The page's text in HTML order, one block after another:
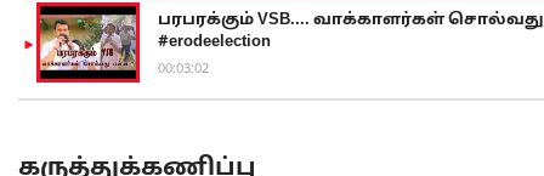
பரபரக்கும் VSB.... வாக்காளர்கள் சொல்வது
#erodeelection
00:03:02
கருத்துக்கணிப்பு